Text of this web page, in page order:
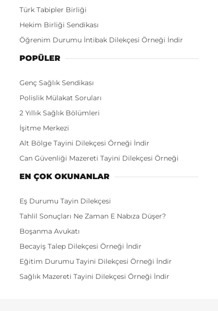
Türk Tabipler Birliği
Hekim Birliği Sendikası
Öğrenim Durumu İntibak Dilekçesi Örneği İndir
POPÜLER
Genç Sağlık Sendikası
Polislik Mülakat Soruları
2 Yıllık Sağlık Bölümleri
İşitme Merkezi
Alt Bölge Tayini Dilekçesi Örneği İndir
Can Güvenliği Mazereti Tayini Dilekçesi Örneği
EN ÇOK OKUNANLAR
Eş Durumu Tayin Dilekçesi
Tahlil Sonuçları Ne Zaman E Nabıza Düşer?
Boşanma Avukatı
Becayiş Talep Dilekçesi Örneği İndir
Eğitim Durumu Tayini Dilekçesi Örneği İndir
Sağlık Mazereti Tayini Dilekçesi Örneği İndir